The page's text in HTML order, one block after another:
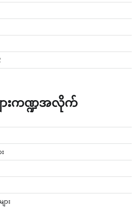
ျားကဏ္ဍအလိုက်
ား